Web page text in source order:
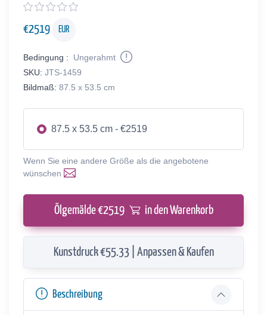
€2519 EUR
Bedingung :
Ungerahmt
SKU: JTS-1459
Bildmaß: 87.5 x 53.5 cm
87.5 x 53.5 cm - €2519
Wenn Sie eine andere Größe als die angebotene
wünschen
Ölgemälde €2519 in den Warenkorb
Kunstdruck €55.33 | Anpassen & Kaufen
Beschreibung